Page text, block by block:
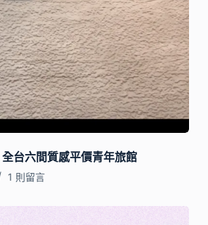
台六間質感平價青年旅館
1 則留言